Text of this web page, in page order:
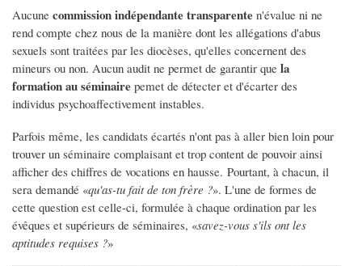
Aucune commission indépendante transparente n'évalue ni ne
rend compte chez nous de la manière dont les allégations d'abus
sexuels sont traitées par les diocèses, qu'elles concernent des
mineurs ou non. Aucun audit ne permet de garantir que la
formation au séminaire pemet de détecter et d'écarter des
individus psychoaffectivement instables.
Parfois même, les candidats écartés n'ont pas à aller bien loin pour
trouver un séminaire complaisant et trop content de pouvoir ainsi
afficher des chiffres de vocations en hausse. Pourtant, à chacun, il
sera demandé «qu'as-tu fait de ton frère ?». L'une de formes de
cette question est celle-ci, formulée à chaque ordination par les
évêques et supérieurs de séminaires, «savez-vous s'ils ont les
aptitudes requises ?»